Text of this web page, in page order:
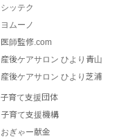
シッテク
ヨムーノ
医師監修.com
産後ケアサロン ひより青山
産後ケアサロン ひより芝浦
子育て支援団体
子育て支援機構
おぎゃー献金